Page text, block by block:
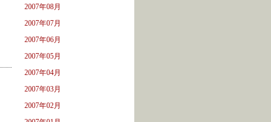
2007年08月
2007年07月
2007年06月
2007年05月
2007年04月
2007年03月
2007年02月